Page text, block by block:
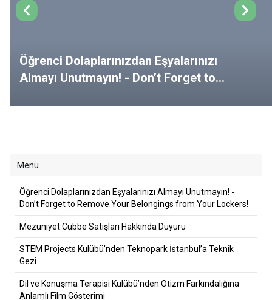
Öğrenci Dolaplarınızdan Eşyalarınızı
Almayı Unutmayın! - Don’t Forget to
Menu
Öğrenci Dolaplarınızdan Eşyalarınızı Almayı Unutmayın! -
Don’t Forget to Remove Your Belongings from Your Lockers!
Mezuniyet Cübbe Satışları Hakkında Duyuru
STEM Projects Kulübü’nden Teknopark İstanbul’a Teknik
Gezi
Dil ve Konuşma Terapisi Kulübü’nden Otizm Farkındalığına
Anlamlı Film Gösterimi